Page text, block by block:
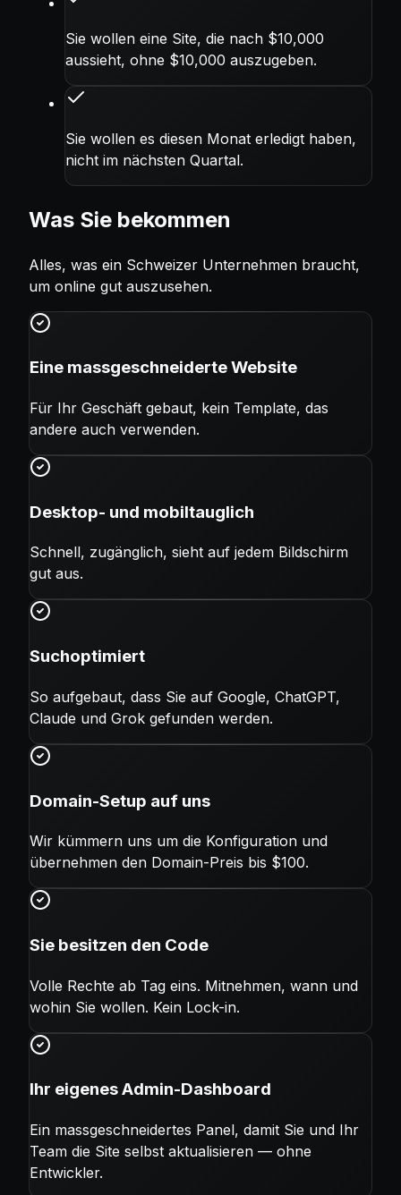
Sie wollen eine Site, die nach $10,000
aussieht, ohne $10,000 auszugeben.
Sie wollen es diesen Monat erledigt haben,
nicht im nächsten Quartal.
Was Sie bekommen
Alles, was ein Schweizer Unternehmen braucht,
um online gut auszusehen.
Eine massgeschneiderte Website
Für Ihr Geschäft gebaut, kein Template, das
andere auch verwenden.
Desktop- und mobiltauglich
Schnell, zugänglich, sieht auf jedem Bildschirm
gut aus.
Suchoptimiert
So aufgebaut, dass Sie auf Google, ChatGPT,
Claude und Grok gefunden werden.
Domain-Setup auf uns
Wir kümmern uns um die Konfiguration und
übernehmen den Domain-Preis bis $100.
Sie besitzen den Code
Volle Rechte ab Tag eins. Mitnehmen, wann und
wohin Sie wollen. Kein Lock-in.
Ihr eigenes Admin-Dashboard
Ein massgeschneidertes Panel, damit Sie und Ihr
Team die Site selbst aktualisieren — ohne
Entwickler.